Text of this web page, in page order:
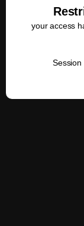
your access
Session